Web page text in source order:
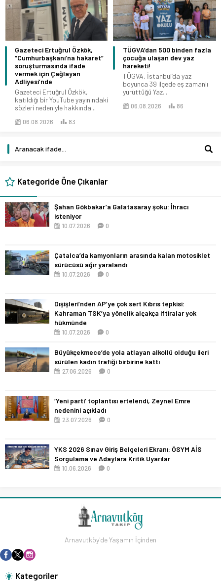
Gazeteci Ertuğrul Özkök,
“Cumhurbaşkanı’na hakaret”
soruşturmasında ifade
vermek için Çağlayan
Adliyesi’nde
Gazeteci Ertuğrul Özkök,
katıldığı bir YouTube yayınındaki
sözleri nedeniyle hakkında...
06.08.2026 83
TÜGVA’dan 500 binden fazla
çocuğa ulaşan dev yaz
hareketi!
TÜGVA, İstanbul’da yaz
boyunca 39 ilçede eş zamanlı
yürüttüğü Yaz...
06.08.2026 86
Kategoride Öne Çıkanlar
Şahan Gökbakar’a Galatasaray şoku: İhracı
isteniyor
10.07.2026 0
Çatalca’da kamyonların arasında kalan motosiklet
sürücüsü ağır yaralandı
10.07.2026 0
Dışişleri’nden AP’ye çok sert Kıbrıs tepkisi:
Kahraman TSK’ya yönelik alçakça iftiralar yok
hükmünde
10.07.2026 0
Büyükçekmece’de yola atlayan alkollü olduğu ileri
sürülen kadın trafiği birbirine kattı
27.06.2026 0
‘Yeni parti’ toplantısı ertelendi, Zeynel Emre
nedenini açıkladı
23.07.2026 0
YKS 2026 Sınav Giriş Belgeleri Ekranı: ÖSYM AİS
Sorgulama ve Adaylara Kritik Uyarılar
10.06.2026 0
Arnavutköy'de Yaşamın İçinden
Kategoriler